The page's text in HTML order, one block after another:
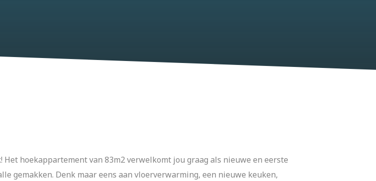
hoekappartement van 83m2 verwelkomt jou graag als nieuwe en eerste
gemakken. Denk maar eens aan vloerverwarming, een nieuwe keuken,